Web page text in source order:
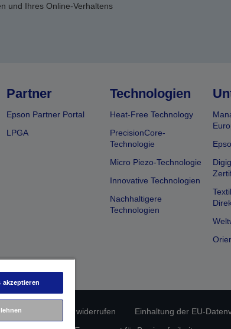
und Ihres Online-Verhaltens
Partner
Epson Partner Portal
LPGA
Technologien
Heat-Free Technology
PrecisionCore-
Technologie
Micro Piezo-Technologie
Innovative Technologien
Nachhaltigere
Technologien
Vertrag widerrufen
Einhaltung der EU-
akzeptieren